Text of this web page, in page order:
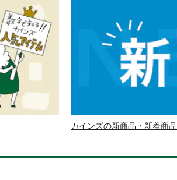
カインズの新商品・新着商品